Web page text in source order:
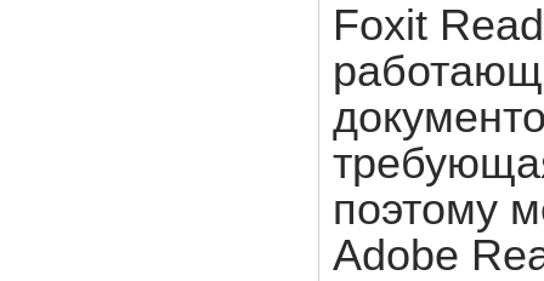
Foxit
поэтому
Adobe